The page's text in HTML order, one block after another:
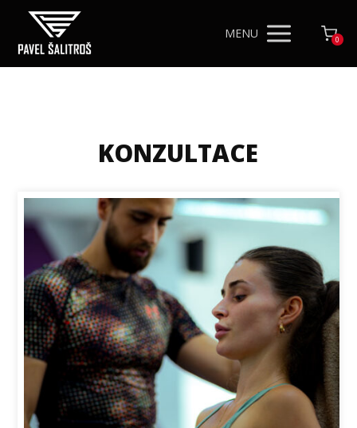
MENU 0
KONZULTACE